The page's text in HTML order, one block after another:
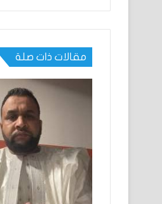
مقالات ذات صلة